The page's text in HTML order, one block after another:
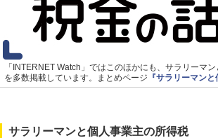
「INTERNET Watch」ではこのほかにも、サラリーマ
を多数掲載しています。まとめページ 『サラリーマン
サラリーマンと個人事業主の所得税